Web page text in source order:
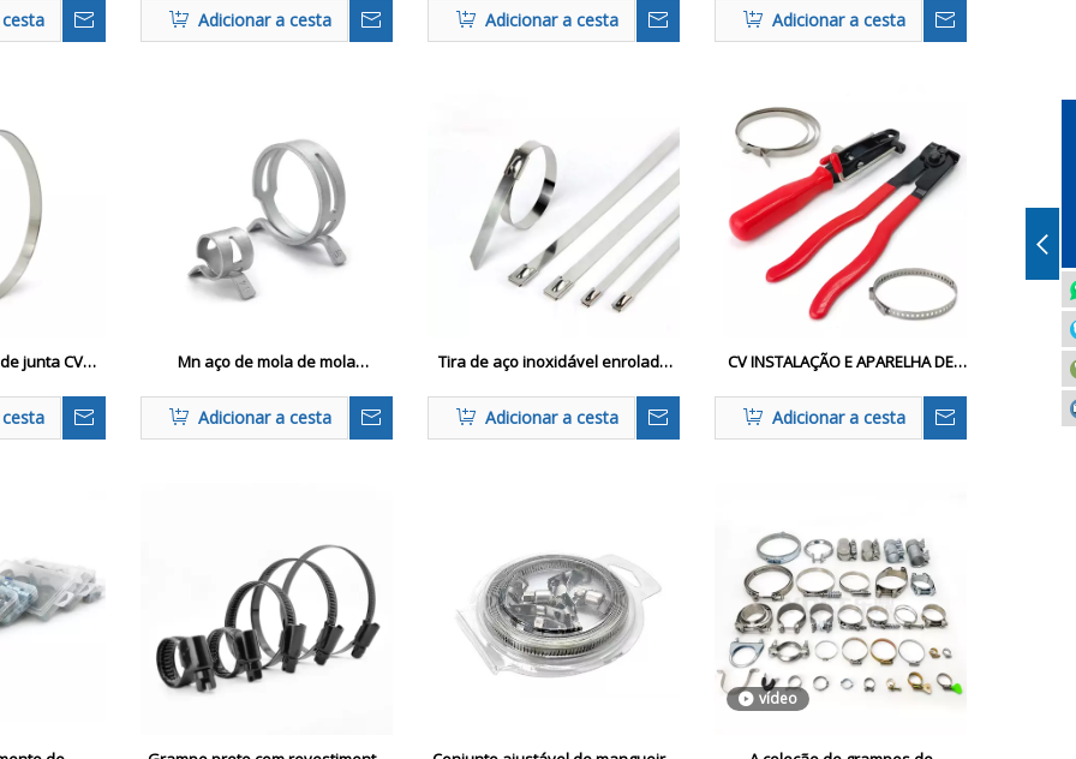
Adicionar a cesta Adicionar a cesta Adicionar a cesta
junta CV
Mn aço de mola de mola
Adicionar a cesta
Tira de aço inoxidável enrolada
Adicionar a cesta
CV INSTALAÇÃO E APARELHA DE
Adicionar a cesta
vídeo